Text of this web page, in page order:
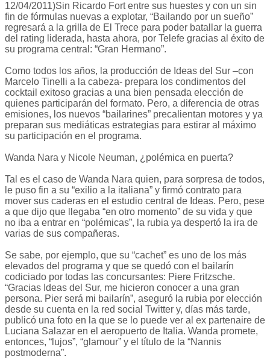
12/04/2011)Sin Ricardo Fort entre sus huestes y con un sin
fin de fórmulas nuevas a explotar, “Bailando por un sueño”
regresará a la grilla de El Trece para poder batallar la guerra
del rating liderada, hasta ahora, por Telefe gracias al éxito de
su programa central: “Gran Hermano”.
Como todos los años, la producción de Ideas del Sur –con
Marcelo Tinelli a la cabeza- prepara los condimentos del
cocktail exitoso gracias a una bien pensada elección de
quienes participarán del formato. Pero, a diferencia de otras
emisiones, los nuevos “bailarines” precalientan motores y ya
preparan sus mediáticas estrategias para estirar al máximo
su participación en el programa.
Wanda Nara y Nicole Neuman, ¿polémica en puerta?
Tal es el caso de Wanda Nara quien, para sorpresa de todos,
le puso fin a su “exilio a la italiana” y firmó contrato para
mover sus caderas en el estudio central de Ideas. Pero, pese
a que dijo que llegaba “en otro momento” de su vida y que
no iba a entrar en “polémicas”, la rubia ya despertó la ira de
varias de sus compañeras.
Se sabe, por ejemplo, que su “cachet” es uno de los más
elevados del programa y que se quedó con el bailarín
codiciado por todas las concursantes: Piere Fritzsche.
“Gracias Ideas del Sur, me hicieron conocer a una gran
persona. Pier será mi bailarín”, aseguró la rubia por elección
desde su cuenta en la red social Twitter y, días más tarde,
publicó una foto en la que se lo puede ver al ex partenaire de
Luciana Salazar en el aeropuerto de Italia. Wanda promete,
entonces, “lujos”, “glamour” y el título de la “Nannis
postmoderna”.